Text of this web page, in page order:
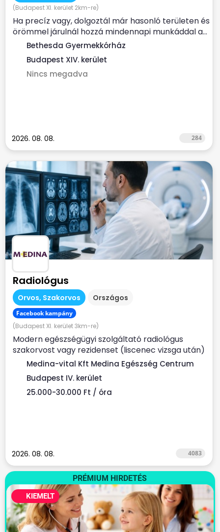
(Budapest XI. kerület 2km-re)
Ha precíz vagy, dolgoztál már hasonló területen és
örömmel járulnál hozzá mindennapi munkáddal a...
Bethesda Gyermekkórház
Budapest XIV. kerület
Nincs megadva
2026. 08. 08. 284
Radiológus
Orvos, Szakorvos Országos
Facebook kampány
(Budapest XI. kerület 3km-re)
Modern egészségügyi szolgáltató radiológus
szakorvost vagy rezidenset (liscenec vizsga után)
keres Rendelési...
Medina-vital Kft Medina Egészség Centrum
Budapest IV. kerület
25.000-30.000 Ft / óra
2026. 08. 08. 4083
PRÉMIUM HIRDETÉS
KIEMELT